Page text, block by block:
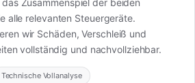
Zusammenspiel der beiden
alle relevanten Steuergeräte.
wir Schäden, Verschleiß und
vollständig und nachvollziehbar.
Technische Vollanalyse